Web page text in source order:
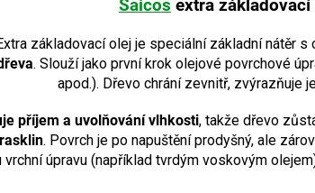
Saicos extra
základovací olej je speciální základní nátěr
. Slouží jako první krok olejové povrchové
apod.). Dřevo chrání zevnitř, zvýrazňuje
příjem a uvolňování vlhkosti, takže dřevo
. Povrch je po napuštění prodyšný, ale
vrchní úpravu (například tvrdým voskovým